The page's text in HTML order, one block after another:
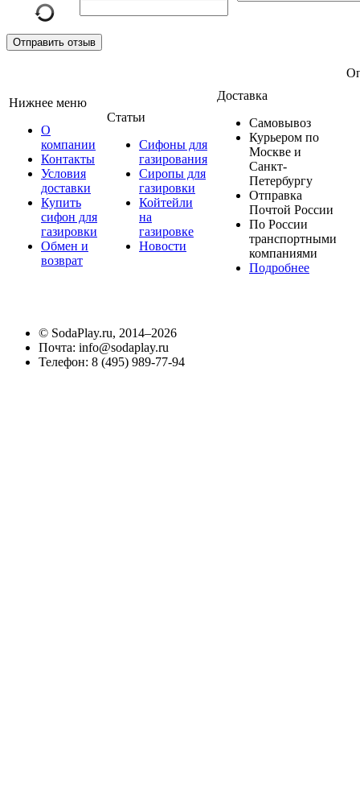
Отправить отзыв
Нижнее меню
О
компании
Контакты
Условия
доставки
Купить
сифон для
газировки
Обмен и
возврат
Статьи
Сифоны для
газирования
Сиропы для
газировки
Койтейли
на
газировке
Новости
Доставка
Самовывоз
Курьером по
Москве и
Санкт-
Петербургу
Отправка
Почтой России
По России
транспортными
компаниями
Подробнее
© SodaPlay.ru, 2014–2026
Почта: info@sodaplay.ru
Телефон: 8 (495) 989-77-94